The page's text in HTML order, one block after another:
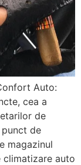
Auto:
cea a
de
punct de
magazinul
climatizare auto